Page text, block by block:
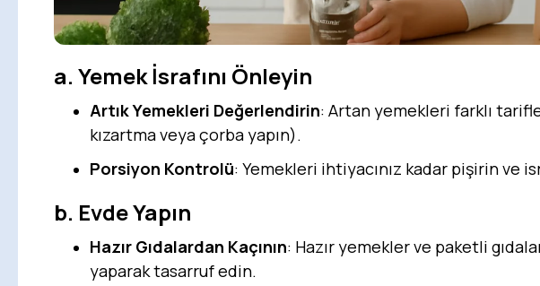
a. Yemek İsrafını Önleyin
Artık Yemekleri Değerlendirin: Artan yemekleri farklı
kızartma veya çorba yapın).
Porsiyon Kontrolü: Yemekleri ihtiyacınız kadar pişirin ve
b. Evde Yapın
Hazır Gıdalardan Kaçının: Hazır yemekler ve paketli
yaparak tasarruf edin.